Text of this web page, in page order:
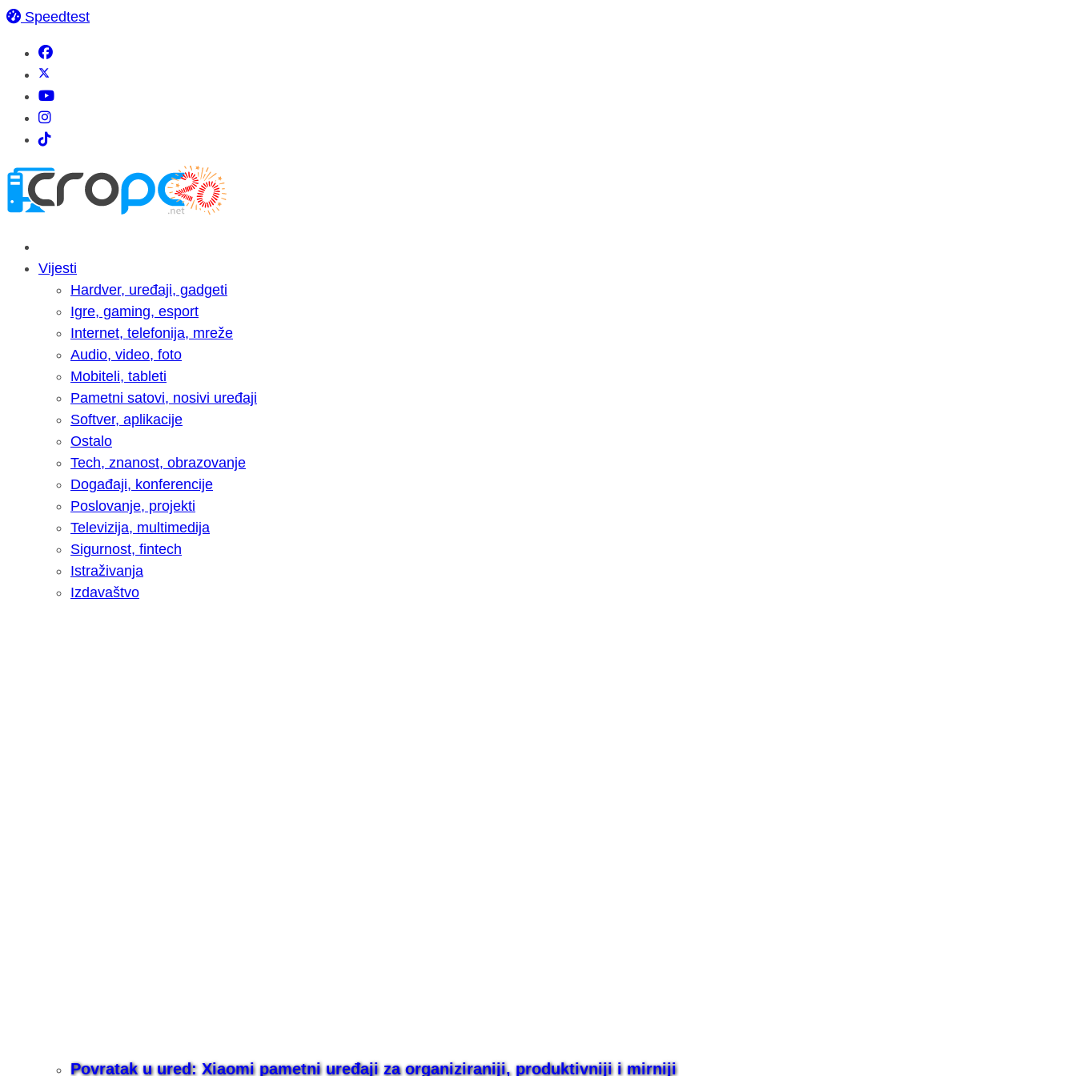
Speedtest
Vijesti
Hardver, uređaji, gadgeti
Igre, gaming, esport
Internet, telefonija, mreže
Audio, video, foto
Mobiteli, tableti
Pametni satovi, nosivi uređaji
Softver, aplikacije
Ostalo
Tech, znanost, obrazovanje
Događaji, konferencije
Poslovanje, projekti
Televizija, multimedija
Sigurnost, fintech
Istraživanja
Izdavaštvo
Povratak u ured: Xiaomi pametni uređaji za organiziraniji, produktivniji i mirniji